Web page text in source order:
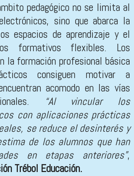
pedagógico no se limita al
sino que abarca la
espacios de aprendizaje y el
formativos flexibles. Los
la formación profesional básica
consiguen motivar a
acomodo en las vías
“Al vincular los
con aplicaciones prácticas
se reduce el desinterés y
de los alumnos que han
en etapas anteriores”,
Trébol Educación.